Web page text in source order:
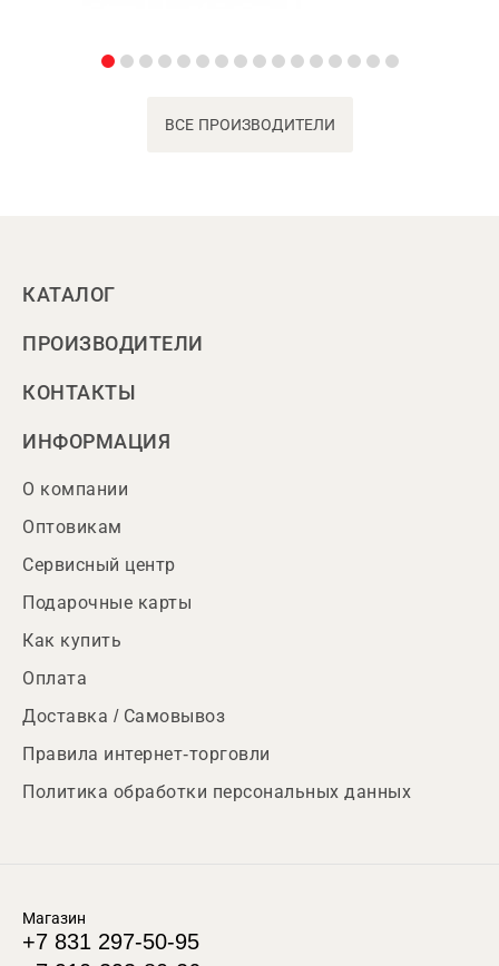
ВСЕ ПРОИЗВОДИТЕЛИ
КАТАЛОГ
ПРОИЗВОДИТЕЛИ
КОНТАКТЫ
ИНФОРМАЦИЯ
О компании
Оптовикам
Сервисный центр
Подарочные карты
Как купить
Оплата
Доставка / Самовывоз
Правила интернет-торговли
Политика обработки персональных данных
Магазин
+7 831 297-50-95